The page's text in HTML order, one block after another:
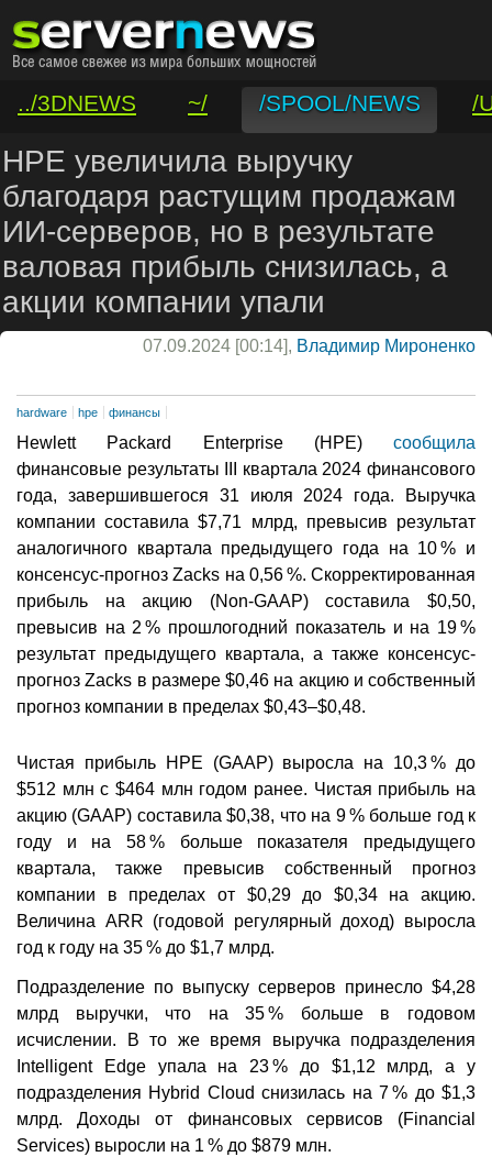
../3DNEWS ~/ /SPOOL/NEWS
/
/VAR/CONTACT
HPE увеличила выручку
благодаря растущим продажам
ИИ-серверов, но в результате
валовая прибыль снизилась, а
акции компании упали
07.09.2024 [00:14], Владимир Мироненко
hardware hpe финансы
Hewlett Packard Enterprise (HPE) сообщила
финансовые результаты III квартала 2024 финансового
года, завершившегося 31 июля 2024 года. Выручка
компании составила $7,71 млрд, превысив результат
аналогичного квартала предыдущего года на 10 % и
консенсус-прогноз Zacks на 0,56 %. Скорректированная
прибыль на акцию (Non-GAAP) составила $0,50,
превысив на 2 % прошлогодний показатель и на 19 %
результат предыдущего квартала, а также консенсус-
прогноз Zacks в размере $0,46 на акцию и собственный
прогноз компании в пределах $0,43–$0,48.
Чистая прибыль HPE (GAAP) выросла на 10,3 % до
$512 млн с $464 млн годом ранее. Чистая прибыль на
акцию (GAAP) составила $0,38, что на 9 % больше год к
году и на 58 % больше показателя предыдущего
квартала, также превысив собственный прогноз
компании в пределах от $0,29 до $0,34 на акцию.
Величина ARR (годовой регулярный доход) выросла
год к году на 35 % до $1,7 млрд.
Подразделение по выпуску серверов принесло $4,28
млрд выручки, что на 35 % больше в годовом
исчислении. В то же время выручка подразделения
Intelligent Edge упала на 23 % до $1,12 млрд, а у
подразделения Hybrid Cloud снизилась на 7 % до $1,3
млрд. Доходы от финансовых сервисов (Financial
Services) выросли на 1 % до $879 млн.